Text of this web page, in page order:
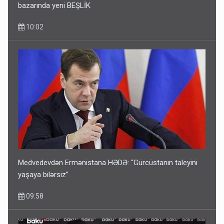
bazarında yeni BEŞLİK
10:02
Medvedevdən Ermənistana HƏDƏ: “Gürcüstanın taleyini
yaşaya bilərsiz”
09:58